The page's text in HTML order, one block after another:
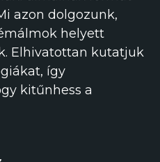
azon dolgozunk,
helyett
Elhivatottan kutatjuk
így
kitűnhess a